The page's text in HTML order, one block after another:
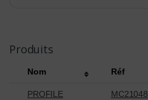
Produits
Nom Réf
PROFILE
MC21048